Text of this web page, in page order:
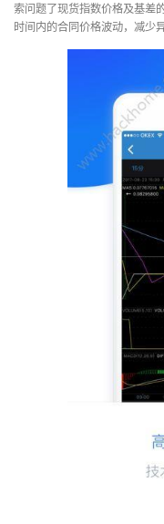
索问题了现货指数价格及基差
时间内的合同价格波动，减少